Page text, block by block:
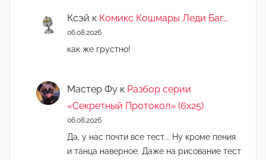
Ксэй к Комикс Кошмары Леди Баг…
06.08.2026
как же грустно!
Мастер Фу к Разбор серии
«Секретный Протокол» (6х25)
06.08.2026
Да, у нас почти все тест... Ну кроме пения
и танца наверное. Даже на рисование тест